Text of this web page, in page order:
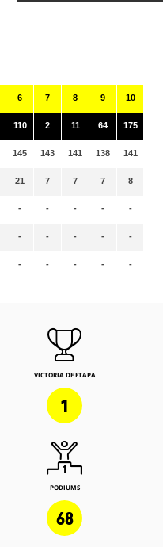
6
110
145
21
-
-
-
7
2
143
7
-
-
-
8
11
141
7
-
-
-
9
64
138
7
-
-
-
10
175
141
8
-
-
-
VICTORIA DE ETAPA
1
PODIUMS
68